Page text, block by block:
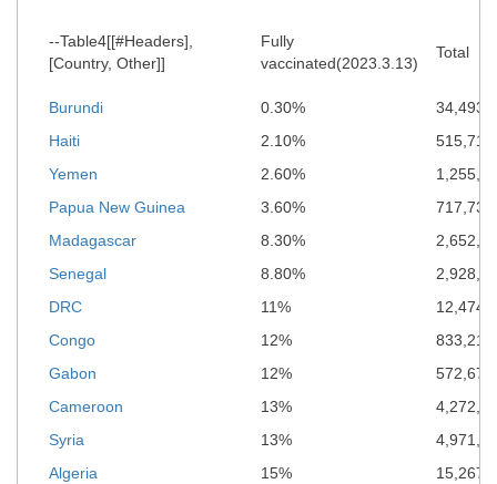
--Table4[[#Headers],
[Country, Other]]
Fully
vaccinated(2023.3.13)
Total
Burundi 0.30%
34,493
Haiti
2.10%
Yemen
2.60%
Papua New Guinea
3.60%
717,736
Madagascar
8.30%
Senegal
8.80%
DRC
11%
Congo
12%
Gabon
12%
Cameroon
13%
Syria
13%
Algeria
15%